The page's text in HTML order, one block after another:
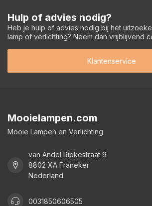
Hulp of advies nodig?
Heb je hulp of advies nodig bij het
lamp of verlichting? Neem dan vrijblijvend
Klantenservice
Mooielampen.com
Mooie Lampen en Verlichting
van Andel Ripkestraat 9
8802 XA Franeker
Nederland
0031850606505